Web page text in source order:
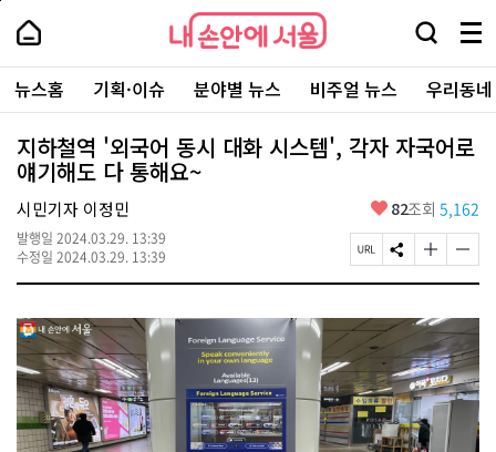
본
로
가
내
손
안
에
서
울
-
서
울
시
대
표
소
통
포
내
손
에
울
검
창
열
기
메
뉴
전
체
보
기
주
요
서
뉴스홈 기획·이슈 분야별 뉴스 비주얼 뉴스 우리동
지하철역 '외국어 동시 대화 시스템', 각자 자국어로
얘기해도 다 통해요~
시민기자 이정민
발행일 2024.03.29. 13:39
수정일 2024.03.29. 13:39
좋
요
82조회 5,162
페
이
U
R
L
복
사
S
N
공
유
하
기
글
자
기
크
게
변
경
하
기
글
자
기
작
게
변
경
하
기
페
상
단
로